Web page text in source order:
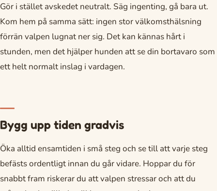
Gör i stället avskedet neutralt. Säg ingenting, gå bara ut.
Kom hem på samma sätt: ingen stor välkomsthälsning
förrän valpen lugnat ner sig. Det kan kännas hårt i
stunden, men det hjälper hunden att se din bortavaro som
ett helt normalt inslag i vardagen.
Bygg upp tiden gradvis
Öka alltid ensamtiden i små steg och se till att varje steg
befästs ordentligt innan du går vidare. Hoppar du för
snabbt fram riskerar du att valpen stressar och att du